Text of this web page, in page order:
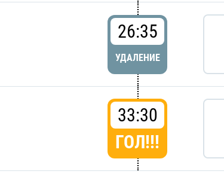
26:35
УДАЛЕНИЕ
33:30
ГОЛ!!!